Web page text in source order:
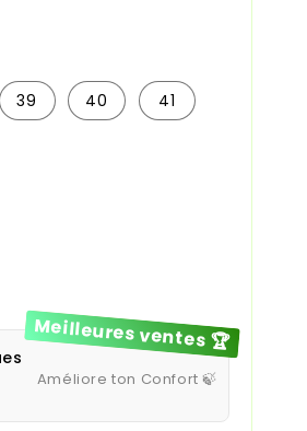
39 40 41
Meilleures ventes 🏆
Améliore ton Confort 🍃